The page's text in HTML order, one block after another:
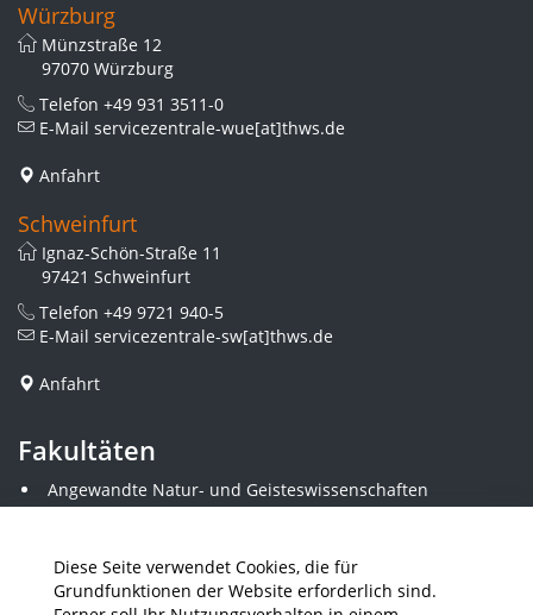
Diese Seite verwendet Cookies, die für
Grundfunktionen der Website erforderlich sind.
Würzburg
Münzstraße 12
97070 Würzburg
Telefon +49 931 3511-0
E-Mail servicezentrale-wue[at]thws.de
Anfahrt
Schweinfurt
Ignaz-Schön-Straße 11
97421 Schweinfurt
Telefon +49 9721 940-5
E-Mail servicezentrale-sw[at]thws.de
Anfahrt
Fakultäten
Angewandte Natur- und Geisteswissenschaften
Angewandte Sozialwissenschaften
Elektrotechnik
Gestaltung
Informatik und Wirtschaftsinformatik